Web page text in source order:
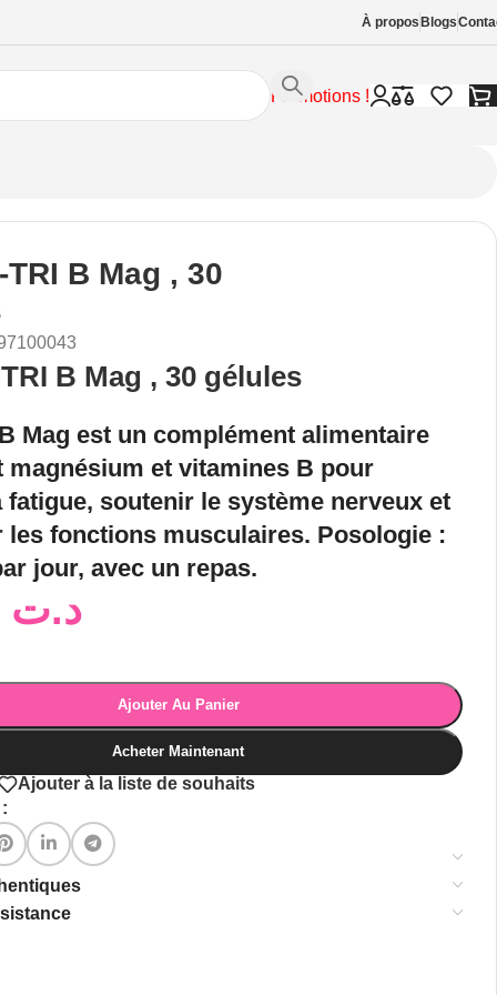
À propos Blogs
Promotions !
TRI B Mag , 30
B Mag , 30 gélules
Mag est un complément alimentaire
magnésium et vitamines B pour
fatigue, soutenir le système nerveux et
les fonctions musculaires. Posologie :
jour, avec un repas.
د.ت
Ajouter Au Panier
Acheter Maintenant
Ajouter à la liste de souhaits